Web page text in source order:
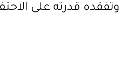
وتفقده قدرته على